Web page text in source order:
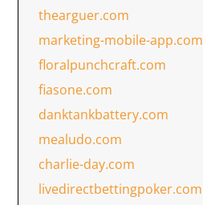
thearguer.com
marketing-mobile-app.com
floralpunchcraft.com
fiasone.com
danktankbattery.com
mealudo.com
charlie-day.com
livedirectbettingpoker.com